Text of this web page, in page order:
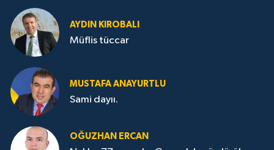
AYDIN KIROBALI
Müflis tüccar
MUSTAFA ANAYURTLU
Sami dayıı.
OĞUZHAN ERCAN